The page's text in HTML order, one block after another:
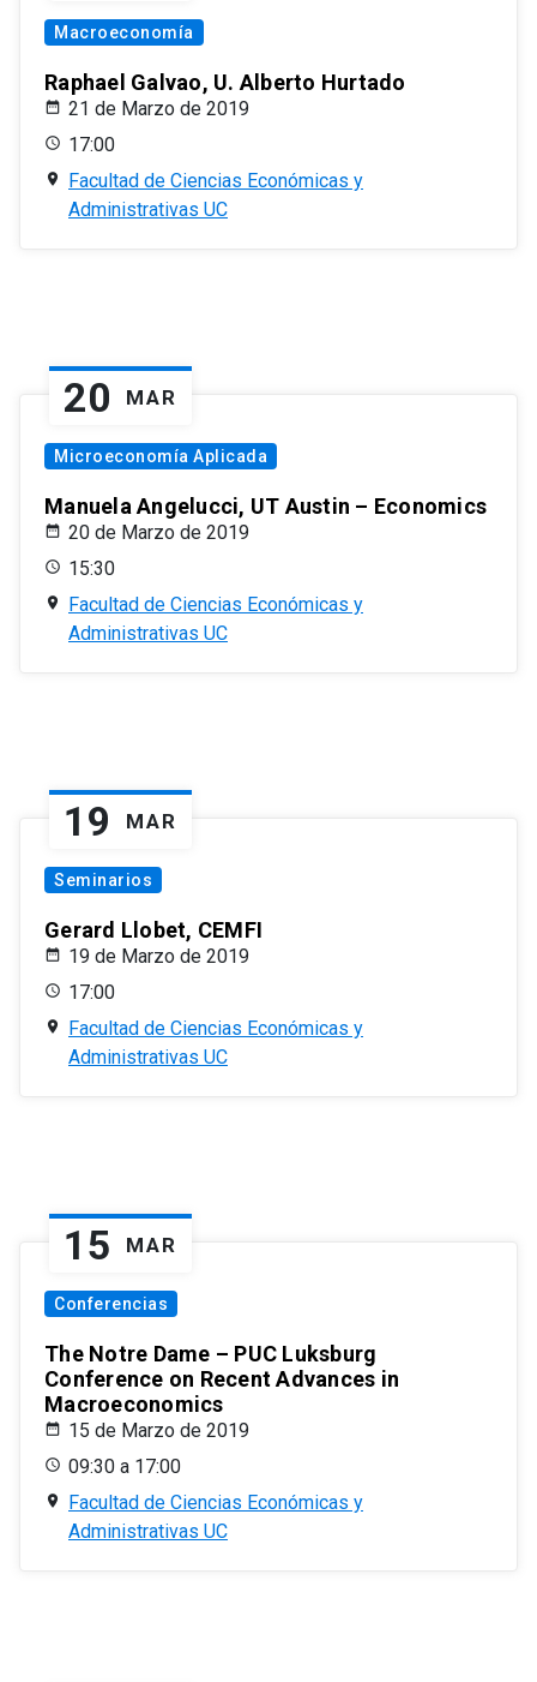
Macroeconomía
Raphael Galvao, U. Alberto Hurtado
21 de Marzo de 2019
17:00
Facultad de Ciencias Económicas y
Administrativas UC
20 MAR
Microeconomía Aplicada
Manuela Angelucci, UT Austin – Economics
20 de Marzo de 2019
15:30
Facultad de Ciencias Económicas y
Administrativas UC
19 MAR
Seminarios
Gerard Llobet, CEMFI
19 de Marzo de 2019
17:00
Facultad de Ciencias Económicas y
Administrativas UC
15 MAR
Conferencias
The Notre Dame – PUC Luksburg
Conference on Recent Advances in
Macroeconomics
15 de Marzo de 2019
09:30 a 17:00
Facultad de Ciencias Económicas y
Administrativas UC